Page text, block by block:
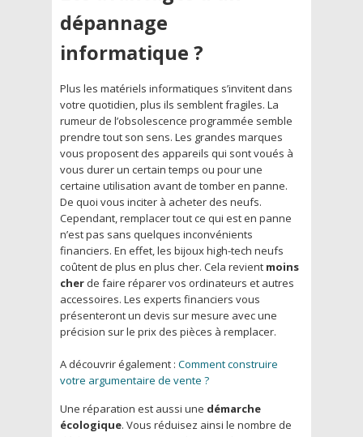
dépannage
informatique ?
Plus les matériels informatiques s’invitent dans
votre quotidien, plus ils semblent fragiles. La
rumeur de l’obsolescence programmée semble
prendre tout son sens. Les grandes marques
vous proposent des appareils qui sont voués à
vous durer un certain temps ou pour une
certaine utilisation avant de tomber en panne.
De quoi vous inciter à acheter des neufs.
Cependant, remplacer tout ce qui est en panne
n’est pas sans quelques inconvénients
financiers. En effet, les bijoux high-tech neufs
coûtent de plus en plus cher. Cela revient moins
cher de faire réparer vos ordinateurs et autres
accessoires. Les experts financiers vous
présenteront un devis sur mesure avec une
précision sur le prix des pièces à remplacer.
A découvrir également : Comment construire
votre argumentaire de vente ?
Une réparation est aussi une démarche
écologique. Vous réduisez ainsi le nombre de